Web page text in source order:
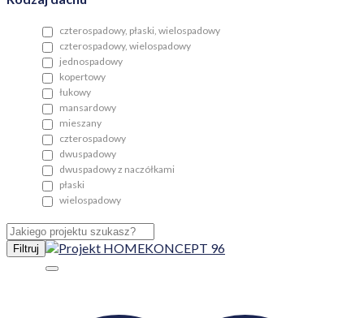
czterospadowy, płaski, wielospadowy
czterospadowy, wielospadowy
jednospadowy
kopertowy
łukowy
mansardowy
mieszany
czterospadowy
dwuspadowy
dwuspadowy z naczółkami
płaski
wielospadowy
Filtruj